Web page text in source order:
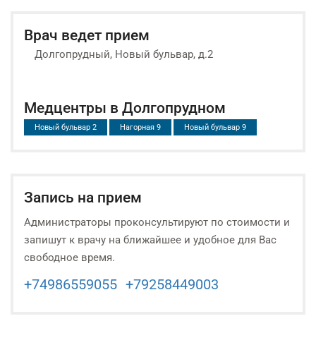
Врач ведет прием
Долгопрудный, Новый бульвар, д.2
Медцентры в Долгопрудном
Новый бульвар 2 Нагорная 9 Новый бульвар 9
Запись на прием
Администраторы проконсультируют по стоимости и
запишут к врачу на ближайшее и удобное для Вас
свободное время.
+74986559055 +79258449003